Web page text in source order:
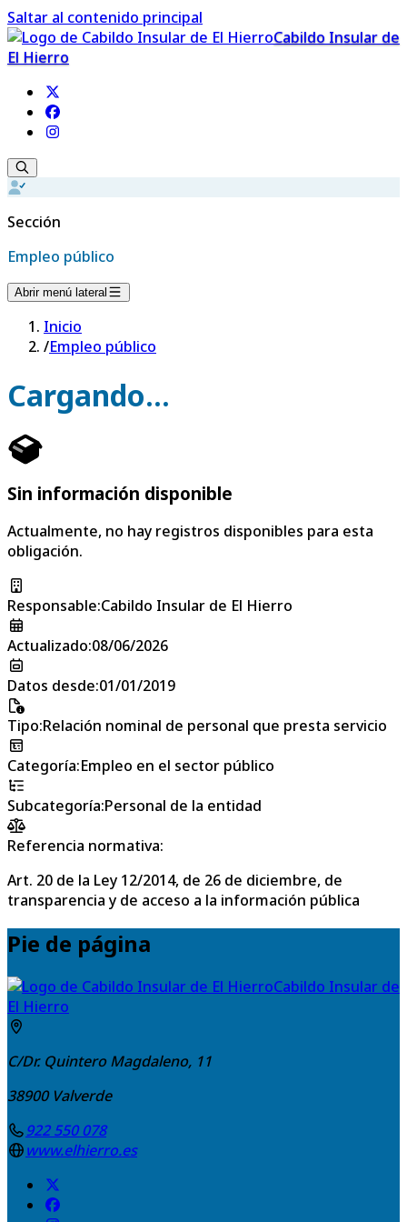
Saltar al contenido principal
Cabildo Insular de
El Hierro
Sección
Empleo público
Abrir menú lateral
Inicio
/Empleo público
Cargando...
Sin información disponible
Actualmente, no hay registros disponibles para esta
obligación.
Responsable:Cabildo Insular de El Hierro
Actualizado:08/06/2026
Datos desde:01/01/2019
Tipo:Relación nominal de personal que presta servicio
Categoría:Empleo en el sector público
Subcategoría:Personal de la entidad
Referencia normativa:
Art. 20 de la Ley 12/2014, de 26 de diciembre, de
transparencia y de acceso a la información pública
Pie de página
Cabildo Insular de
El Hierro
C/Dr. Quintero Magdaleno, 11
38900 Valverde
922 550 078
www.elhierro.es